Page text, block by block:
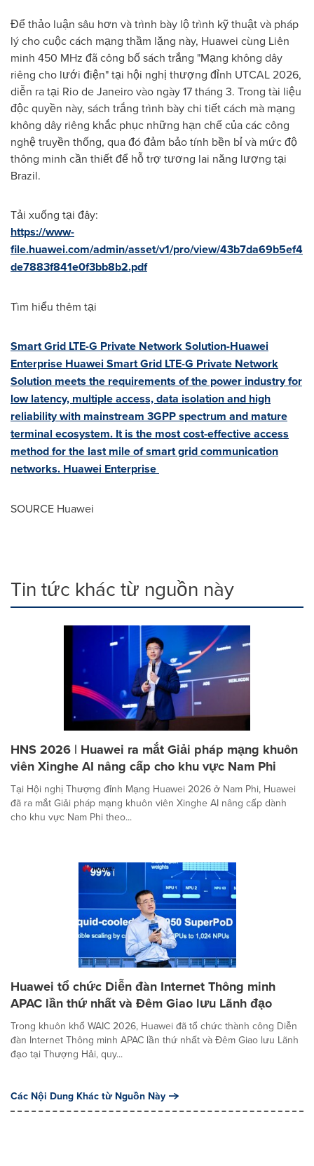
Để thảo luận sâu hơn và trình bày lộ trình kỹ thuật và pháp
lý cho cuộc cách mạng thầm lặng này, Huawei cùng Liên
minh 450 MHz đã công bố sách trắng "Mạng không dây
riêng cho lưới điện" tại hội nghị thượng đỉnh UTCAL 2026,
diễn ra tại Rio de Janeiro vào ngày 17 tháng 3. Trong tài liệu
độc quyền này, sách trắng trình bày chi tiết cách mà mạng
không dây riêng khắc phục những hạn chế của các công
nghệ truyền thống, qua đó đảm bảo tính bền bỉ và mức độ
thông minh cần thiết để hỗ trợ tương lai năng lượng tại
Brazil.
Tải xuống tại đây:
https://www-
file.huawei.com/admin/asset/v1/pro/view/43b7da69b5ef4
de7883f841e0f3bb8b2.pdf
Tìm hiểu thêm tại
Smart Grid LTE-G Private Network Solution-Huawei
Enterprise Huawei Smart Grid LTE-G Private Network
Solution meets the requirements of the power industry for
low latency, multiple access, data isolation and high
reliability with mainstream 3GPP spectrum and mature
terminal ecosystem. It is the most cost-effective access
method for the last mile of smart grid communication
networks. Huawei Enterprise
SOURCE Huawei
Tin tức khác từ nguồn này
HNS 2026 | Huawei ra mắt Giải pháp mạng khuôn
viên Xinghe AI nâng cấp cho khu vực Nam Phi
Tại Hội nghị Thượng đỉnh Mạng Huawei 2026 ở Nam Phi, Huawei
đã ra mắt Giải pháp mạng khuôn viên Xinghe AI nâng cấp dành
cho khu vực Nam Phi theo...
Huawei tổ chức Diễn đàn Internet Thông minh
APAC lần thứ nhất và Đêm Giao lưu Lãnh đạo
Trong khuôn khổ WAIC 2026, Huawei đã tổ chức thành công Diễn
đàn Internet Thông minh APAC lần thứ nhất và Đêm Giao lưu Lãnh
đạo tại Thượng Hải, quy...
Các Nội Dung Khác từ Nguồn Này